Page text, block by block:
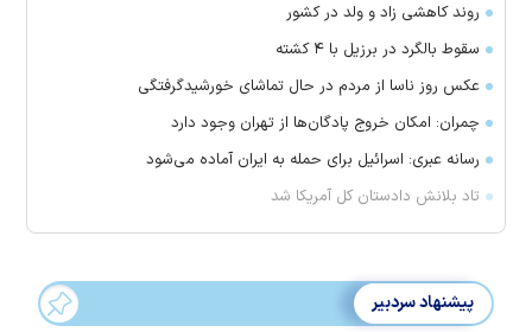
روند کاهشی زاد و ولد در کشور
سقوط بالگرد در برزیل با ۴ کشته
عکس روز ناسا از مردم در حال تماشای خورشیدگرفتگی
چمران: امکان خروج پادگان‌ها از تهران وجود دارد
رسانه عبری: اسرائیل برای حمله به ایران آماده می‌شود
تاد بلانش دادستان کل آمریکا شد
پیشنهاد سردبیر